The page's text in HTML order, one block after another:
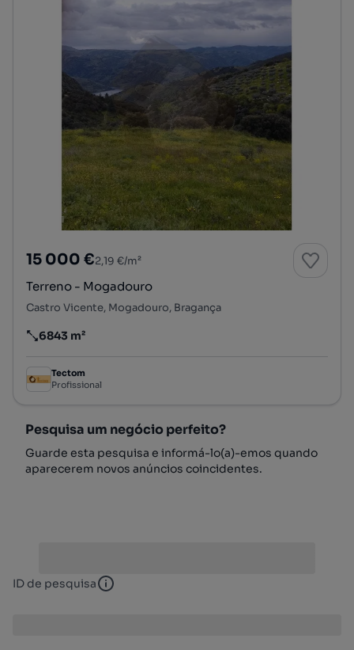
15 000 €2,19 €/m²
Terreno - Mogadouro
Castro Vicente, Mogadouro, Bragança
Preço por metro quadrado
6843 m²
Tectom
Profissional
Pesquisa um negócio perfeito?
Guarde esta pesquisa e informá-lo(a)-emos quando
aparecerem novos anúncios coincidentes.
ID de pesquisa ID de pesquisa